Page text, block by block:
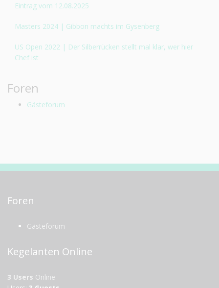
Eintrag vom 12.08.2025
Masters 2024 | Gibbon machts im Gysenberg
US Open 2022 | Der Silberrücken stellt mal klar, wer hier
Chef ist
Foren
Gästeforum
Foren
Gästeforum
Kegelanten Online
3 Users Online